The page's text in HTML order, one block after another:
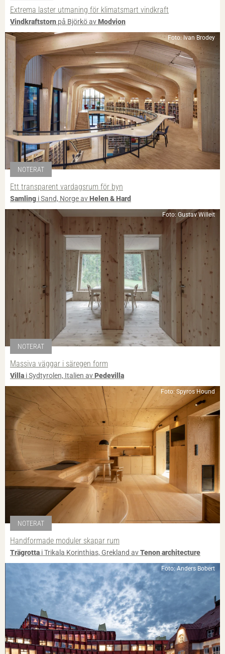
Extrema laster utmaning för klimatsmart vindkraft
Vindkraftstorn på Björkö avModvion
Foto: Ivan Brodey
NOTERAT
Ett transparent vardagsrum för byn
Samling i Sand, Norge avHelen & Hard
Foto: Gustav Willeit
NOTERAT
Massiva väggar i säregen form
Villa i Sydtyrolen, Italien avPedevilla
Foto: Spyros Hound
NOTERAT
Handformade moduler skapar rum
Trägrotta i Trikala Korinthias, Grekland avTenon architecture
Foto: Anders Bobert